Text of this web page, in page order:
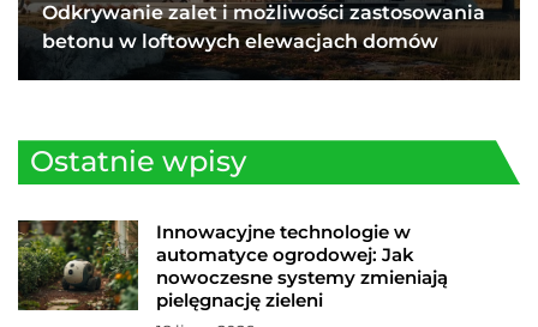
Odkrywanie zalet i możliwości zastosowania
betonu w loftowych elewacjach domów
Ostatnie wpisy
Innowacyjne technologie w
automatyce ogrodowej: Jak
nowoczesne systemy zmieniają
pielęgnację zieleni